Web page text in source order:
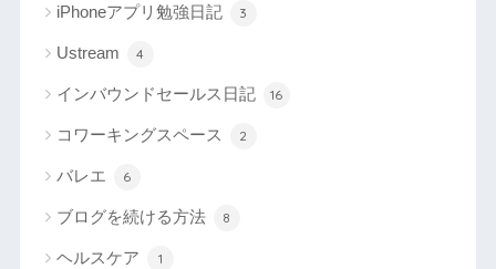
iPhoneアプリ勉強日記 3
Ustream 4
インバウンドセールス日記 16
コワーキングスペース 2
バレエ 6
ブログを続ける方法 8
ヘルスケア 1